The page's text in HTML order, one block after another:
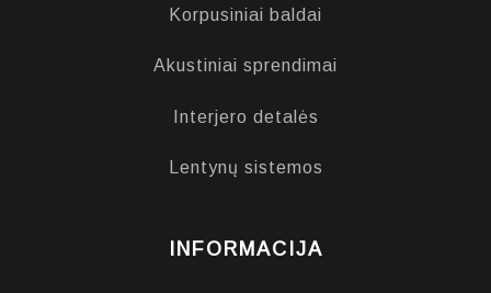
Korpusiniai baldai
Akustiniai sprendimai
Interjero detalės
Lentynų sistemos
INFORMACIJA